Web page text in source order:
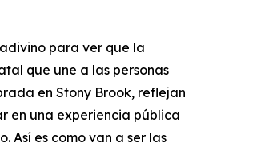
para ver que la
que une a las personas
en Stony Brook, reflejan
en una experiencia pública
Así es como van a ser las